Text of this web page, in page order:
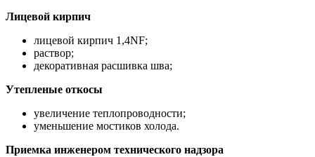
Лицевой кирпич
лицевой кирпич 1,4NF;
раствор;
декоративная расшивка шва;
Утепленые откосы
увеличение теплопроводности;
уменьшение мостиков холода.
Приемка инженером технического надзора